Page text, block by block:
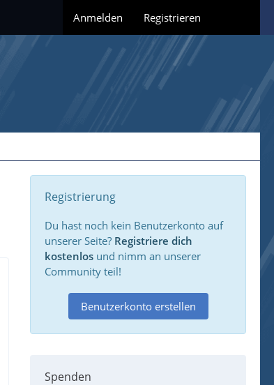
Anmelden Registrieren
Registrierung
Du hast noch kein Benutzerkonto auf
unserer Seite? Registriere dich
kostenlos und nimm an unserer
Community teil!
Benutzerkonto erstellen
Spenden